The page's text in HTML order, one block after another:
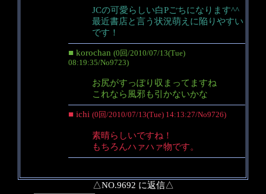
JCの可愛らしい白Pごちになります^^
最近書店と言う状況萌えに陥りやすい
です！
■ korochan (0回/2010/07/13(Tue)
08:19:35/No9723)
お尻がすっぽり収まってますね
これなら風邪も引かないかな
■ ichi (0回/2010/07/13(Tue) 14:13:27/No9726)
素晴らしいですね！
もちろんハァハァ物です。
△NO.9692 に返信△